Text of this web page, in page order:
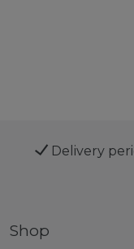
Delivery
Shop